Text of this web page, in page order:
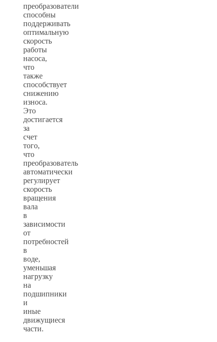
преобразователи
способны
поддерживать
оптимальную
скорость
работы
насоса,
что
также
способствует
снижению
износа.
Это
достигается
за
счет
того,
что
преобразователь
автоматически
регулирует
скорость
вращения
вала
в
зависимости
от
потребностей
в
воде,
уменьшая
нагрузку
на
подшипники
и
иные
движущиеся
части.